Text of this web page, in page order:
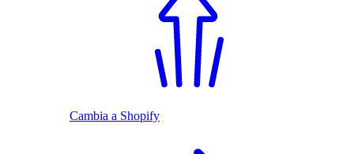
Cambia a Shopify